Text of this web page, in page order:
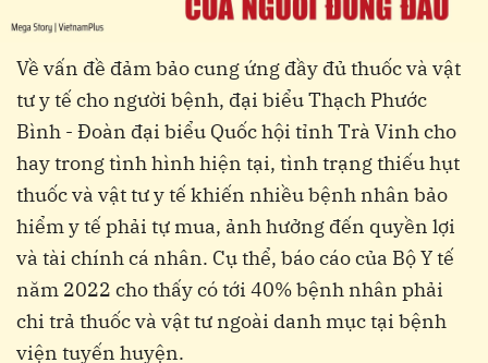
Về vấn đề đảm bảo cung ứng đầy đủ thuốc và vật
tư y tế cho người bệnh, đại biểu Thạch Phước
Bình - Đoàn đại biểu Quốc hội tỉnh Trà Vinh cho
hay trong tình hình hiện tại, tình trạng thiếu hụt
thuốc và vật tư y tế khiến nhiều bệnh nhân bảo
hiểm y tế phải tự mua, ảnh hưởng đến quyền lợi
và tài chính cá nhân. Cụ thể, báo cáo của Bộ Y tế
năm 2022 cho thấy có tới 40% bệnh nhân phải
chi trả thuốc và vật tư ngoài danh mục tại bệnh
viện tuyến huyện.